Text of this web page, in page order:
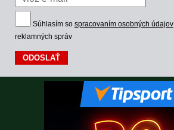
Súhlasím so spracovaním osobných údajov
reklamných správ